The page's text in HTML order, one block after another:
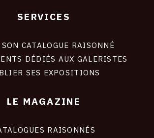
SERVICES
SON CATALOGUE RAISONNÉ
DÉDIÉS AUX GALERISTES
SES EXPOSITIONS
LE MAGAZINE
RAISONNÉS